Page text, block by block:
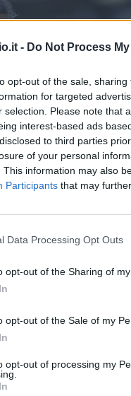
- Do Not Process
opt-out of the sale,
for targeted
selection. Please note that
interest-based ads
to third parties
of your personal
This information may also
Participants that may
Data Processing Opt Outs
opt-out of the Sharing of
opt-out of the Sale of my
opt-out of processing my
(Getty Images)
la
ai microfoni di
individuale che
sempre fare una
non abbiamo
dal match dal
aspettative che
giù di morale ”.
da quando